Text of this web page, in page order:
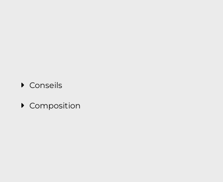
Conseils
Composition